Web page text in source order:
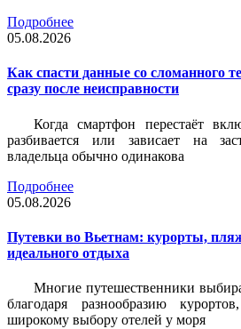
Подробнее
05.08.2026
Как спасти данные со сломанного
сразу после неисправности
Когда смартфон перестаёт
разбивается или зависает на
владельца обычно одинакова
Подробнее
05.08.2026
Путевки во Вьетнам: курорты,
идеального отдыха
Многие путешественники
благодаря разнообразию
широкому выбору отелей у моря